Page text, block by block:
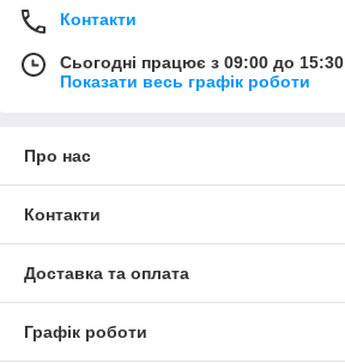
Контакти
Сьогодні працює з 09:00 до 15:30
Показати весь графік роботи
Про нас
Контакти
Доставка та оплата
Графік роботи